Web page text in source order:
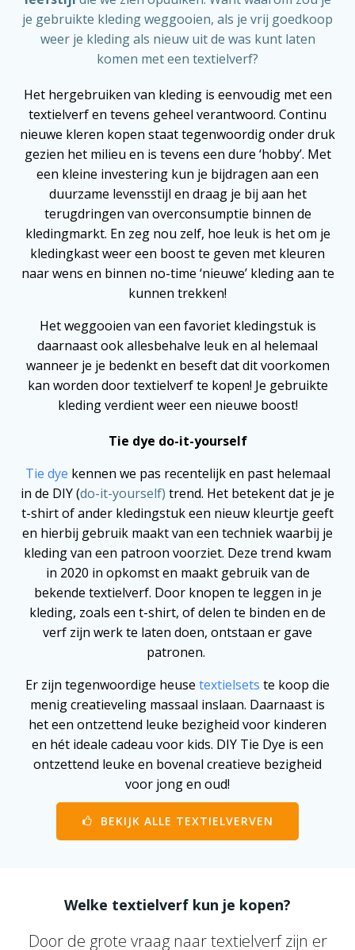
je gebruikte kleding weggooien, als je vrij goedkoop
weer je kleding als nieuw uit de was kunt laten
komen met een textielverf?
Het hergebruiken van kleding is eenvoudig met een
textielverf en tevens geheel verantwoord. Continu
nieuwe kleren kopen staat tegenwoordig onder druk
gezien het milieu en is tevens een dure ‘hobby’. Met
een kleine investering kun je bijdragen aan een
duurzame levensstijl en draag je bij aan het
terugdringen van overconsumptie binnen de
kledingmarkt. En zeg nou zelf, hoe leuk is het om je
kledingkast weer een boost te geven met kleuren
naar wens en binnen no-time ‘nieuwe’ kleding aan te
kunnen trekken!
Het weggooien van een favoriet kledingstuk is
daarnaast ook allesbehalve leuk en al helemaal
wanneer je je bedenkt en beseft dat dit voorkomen
kan worden door textielverf te kopen! Je gebruikte
kleding verdient weer een nieuwe boost!
Tie dye do-it-yourself
Tie dye kennen we pas recentelijk en past helemaal
in de DIY (do-it-yourself) trend. Het betekent dat je je
t-shirt of ander kledingstuk een nieuw kleurtje geeft
en hierbij gebruik maakt van een techniek waarbij je
kleding van een patroon voorziet. Deze trend kwam
in 2020 in opkomst en maakt gebruik van de
bekende textielverf. Door knopen te leggen in je
kleding, zoals een t-shirt, of delen te binden en de
verf zijn werk te laten doen, ontstaan er gave
patronen.
Er zijn tegenwoordige heuse textielsets te koop die
menig creatieveling massaal inslaan. Daarnaast is
het een ontzettend leuke bezigheid voor kinderen
en hét ideale cadeau voor kids. DIY Tie Dye is een
ontzettend leuke en bovenal creatieve bezigheid
voor jong en oud!
BEKIJK ALLE TEXTIELVERVEN
Welke textielverf kun je kopen?
Door de grote vraag naar textielverf zijn er